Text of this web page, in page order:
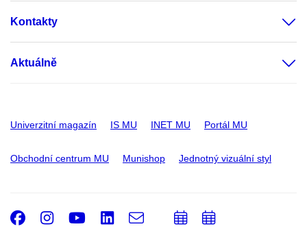
Kontakty
Aktuálně
Univerzitní magazín IS MU INET MU Portál MU
Obchodní centrum MU Munishop Jednotný vizuální styl
Facebook
Instagram
Youtube
LinkedIn
e-
PřidatPřidat